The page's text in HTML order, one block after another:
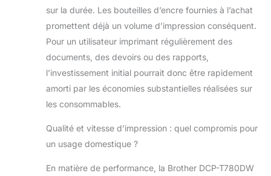
sur la durée. Les bouteilles d’encre fournies à l’achat
promettent déjà un volume d’impression conséquent.
Pour un utilisateur imprimant régulièrement des
documents, des devoirs ou des rapports,
l’investissement initial pourrait donc être rapidement
amorti par les économies substantielles réalisées sur
les consommables.
Qualité et vitesse d’impression : quel compromis pour
un usage domestique ?
En matière de performance, la Brother DCP-T780DW